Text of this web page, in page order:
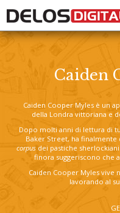
Caiden
Caiden Cooper Myles è un
della Londra vittoriana e
Dopo molti anni di lettura di
Baker Street, ha
corpusdei pastiche
finora suggeriscono che
Caiden Cooper Myles vive
lavorando al